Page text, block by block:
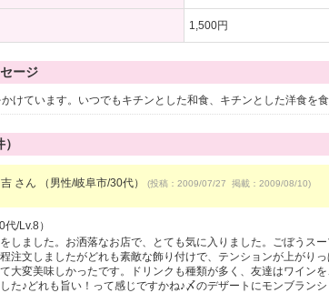
1,500円
ージ
けています。いつでもキチンとした和食、キチンとした洋食を食
さん （男性/岐阜市/30代） (投稿：2009/07/27 掲載：2009/08/10)
/Lv.8）
しました。お洒落なお店で、とても気に入りました。ごぼうス
注文しましたがどれも素敵な飾り付けで、テンションが上がり
大変美味しかったです。ドリンクも種類が多く、友達はワイン
た♪どれも旨い！って感じですかね♪〆のデザートにモンブラン